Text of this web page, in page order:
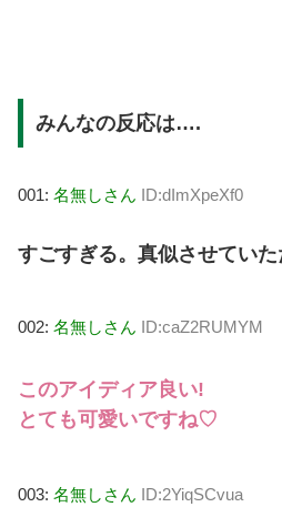
みんなの反応は….
001: 名無しさん ID:dImXpeXf0
すごすぎる。真似させてい
002: 名無しさん ID:caZ2RUMYM
このアイディア良い!
とても可愛いですね♡
003: 名無しさん ID:2YiqSCvua